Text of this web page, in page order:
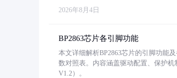
2026年8月4日
BP2863芯片各引脚功能
本文详细解析BP2863芯片的引脚功能
数对照表。内容涵盖驱动配置、保护
V1.2）。